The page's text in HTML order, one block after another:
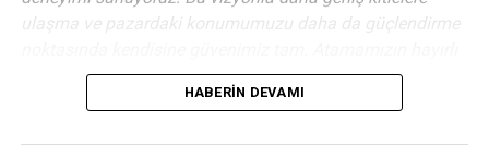
Karadeniz bölgelerinde yoğunlaşıyor.” bilgisini verdi.
Müşteri temsilcisi sayısı, daha önceki yıllara göre
ulaşma ve pazardaki konumumuzu daha da güçlendirme
ve uğurlu olmasını diliyoruz.”
HABERIN DEVAMI